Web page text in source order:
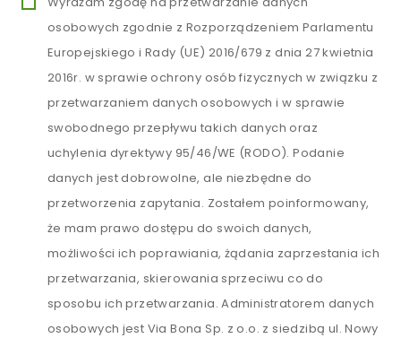
osobowych zgodnie z Rozporządzeniem Parlamentu
Europejskiego i Rady (UE) 2016/679 z dnia 27 kwietnia
2016r. w sprawie ochrony osób fizycznych w związku z
przetwarzaniem danych osobowych i w sprawie
swobodnego przepływu takich danych oraz
uchylenia dyrektywy 95/46/WE (RODO). Podanie
danych jest dobrowolne, ale niezbędne do
przetworzenia zapytania. Zostałem poinformowany,
że mam prawo dostępu do swoich danych,
możliwości ich poprawiania, żądania zaprzestania ich
przetwarzania, skierowania sprzeciwu co do
sposobu ich przetwarzania. Administratorem danych
osobowych jest Via Bona Sp. z o.o. z siedzibą ul. Nowy